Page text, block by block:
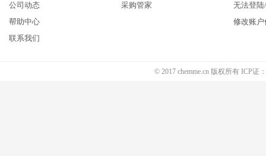
公司动态
帮助中心
联系我们
采购管家
无法登
修改账户
© 2017 chemme.cn 版权所有 ICP证：